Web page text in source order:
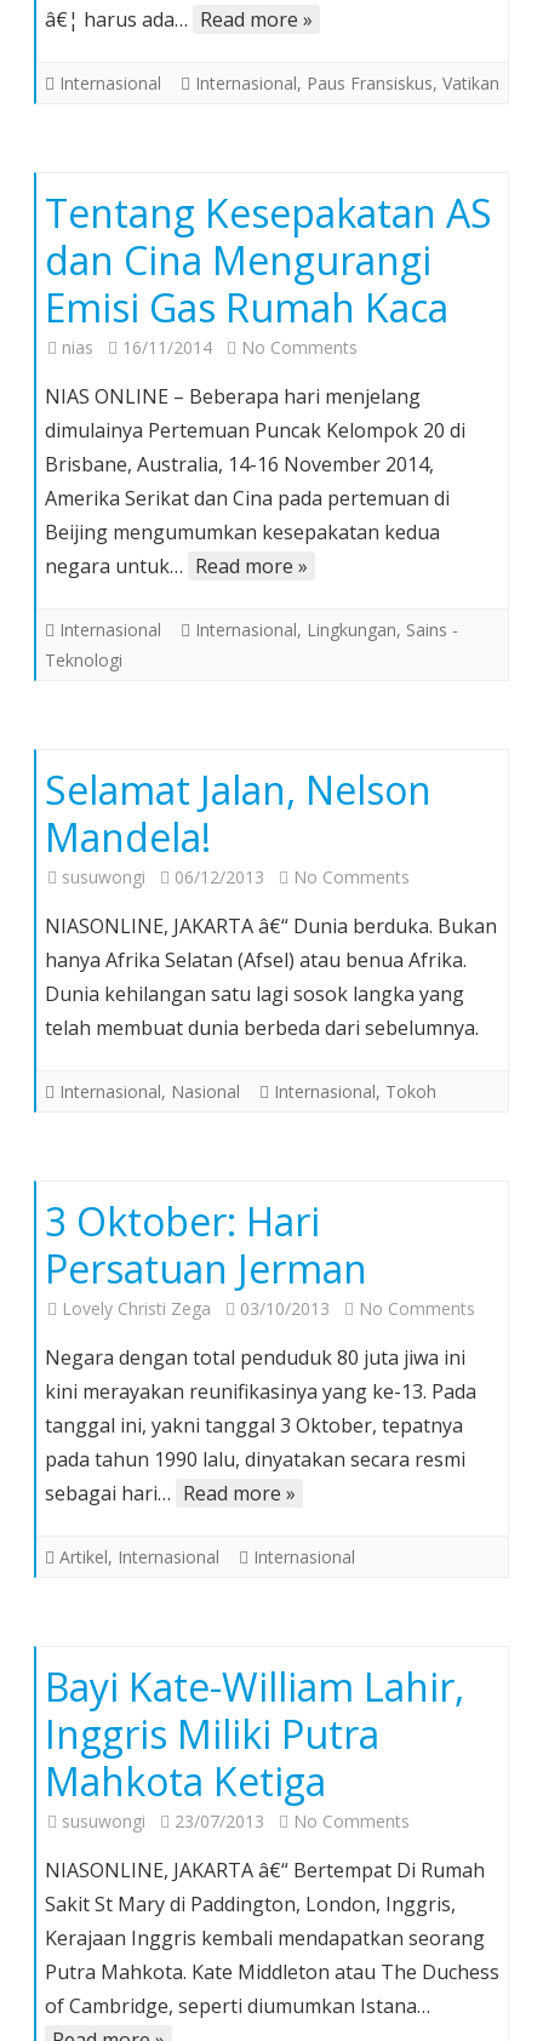
Seimbang
â€¦ harus ada… Read more »
Internasional Internasional, Paus Fransiskus, Vatikan
Tentang Kesepakatan AS
dan Cina Mengurangi
Emisi Gas Rumah Kaca
nias 16/11/2014 No Comments
Kesepakatan
AS
dan
Cina
Mengurangi
Rumah
Kaca
NIAS ONLINE – Beberapa hari menjelang
dimulainya Pertemuan Puncak Kelompok 20 di
Brisbane, Australia, 14-16 November 2014,
Amerika Serikat dan Cina pada pertemuan di
Beijing mengumumkan kesepakatan kedua
negara untuk… Read more »
Internasional Internasional, Lingkungan, Sains -
Teknologi
Selamat Jalan, Nelson
Mandela!
susuwongi 06/12/2013 No Comments
Jalan,
Nelson
Mandela!
NIASONLINE, JAKARTA â€“ Dunia berduka. Bukan
hanya Afrika Selatan (Afsel) atau benua Afrika.
Dunia kehilangan satu lagi sosok langka yang
telah membuat dunia berbeda dari sebelumnya.
Internasional, Nasional Internasional, Tokoh
3 Oktober: Hari
Persatuan Jerman
Lovely Christi Zega 03/10/2013 No Comments
Hari
Negara dengan total penduduk 80 juta jiwa ini
kini merayakan reunifikasinya yang ke-13. Pada
tanggal ini, yakni tanggal 3 Oktober, tepatnya
pada tahun 1990 lalu, dinyatakan secara resmi
sebagai hari… Read more »
Artikel, Internasional Internasional
Bayi Kate-William Lahir,
Inggris Miliki Putra
Mahkota Ketiga
susuwongi 23/07/2013 No Comments
Kate-
William
Lahir,
Inggris
Miliki
NIASONLINE, JAKARTA â€“ Bertempat Di Rumah
Sakit St Mary di Paddington, London, Inggris,
Kerajaan Inggris kembali mendapatkan seorang
Putra Mahkota. Kate Middleton atau The Duchess
of Cambridge, seperti diumumkan Istana…